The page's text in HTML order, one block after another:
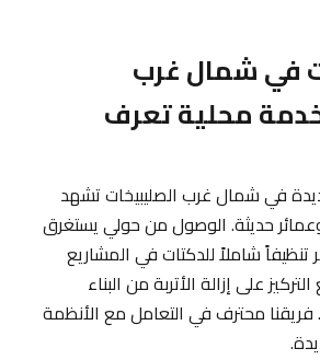
في شمال غرب
محلية تعرف
في شمال غرب الصليبيخات تشهد
وعمائر حديثة. الوصول من حولي يستغرق
نوفر تنظيفاً شاملاً للدكتات في المشاريع
على إزالة الأتربة من البناء
فريقنا محترف في التعامل مع الأنظمة